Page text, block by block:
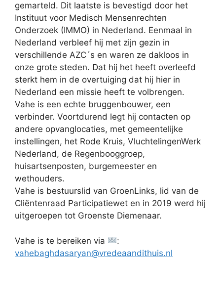
gemarteld. Dit laatste is bevestigd door het
Instituut voor Medisch Mensenrechten
Onderzoek (IMMO) in Nederland. Eenmaal in
Nederland verbleef hij met zijn gezin in
verschillende AZC´s en waren ze dakloos in
onze grote steden. Dat hij het heeft overleefd
sterkt hem in de overtuiging dat hij hier in
Nederland een missie heeft te volbrengen.
Vahe is een echte bruggenbouwer, een
verbinder. Voortdurend legt hij contacten op
andere opvanglocaties, met gemeentelijke
instellingen, het Rode Kruis, VluchtelingenWerk
Nederland, de Regenbooggroep,
huisartsenposten, burgemeester en
wethouders.
Vahe is bestuurslid van GroenLinks, lid van de
Cliëntenraad Participatiewet en in 2019 werd hij
uitgeroepen tot Groenste Diemenaar.
Vahe is te bereiken via
:
vahebaghdasaryan@vredeaandithuis.nl